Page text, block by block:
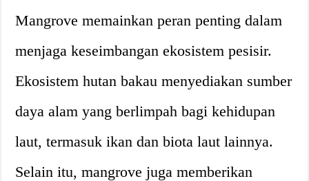
Mangrove memainkan peran penting dalam
menjaga keseimbangan ekosistem pesisir.
Ekosistem hutan bakau menyediakan sumber
daya alam yang berlimpah bagi kehidupan
laut, termasuk ikan dan biota laut lainnya.
Selain itu, mangrove juga memberikan